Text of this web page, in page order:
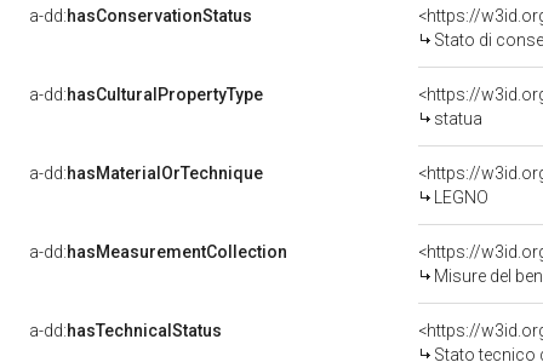
a-dd:hasConservationStatus
<https://
Stato di
a-dd:hasCulturalPropertyType
<https://
statua
a-dd:hasMaterialOrTechnique
<https://
LEGNO
a-dd:hasMeasurementCollection
<https://
Misure del
a-dd:hasTechnicalStatus
<https://
Stato tecnico